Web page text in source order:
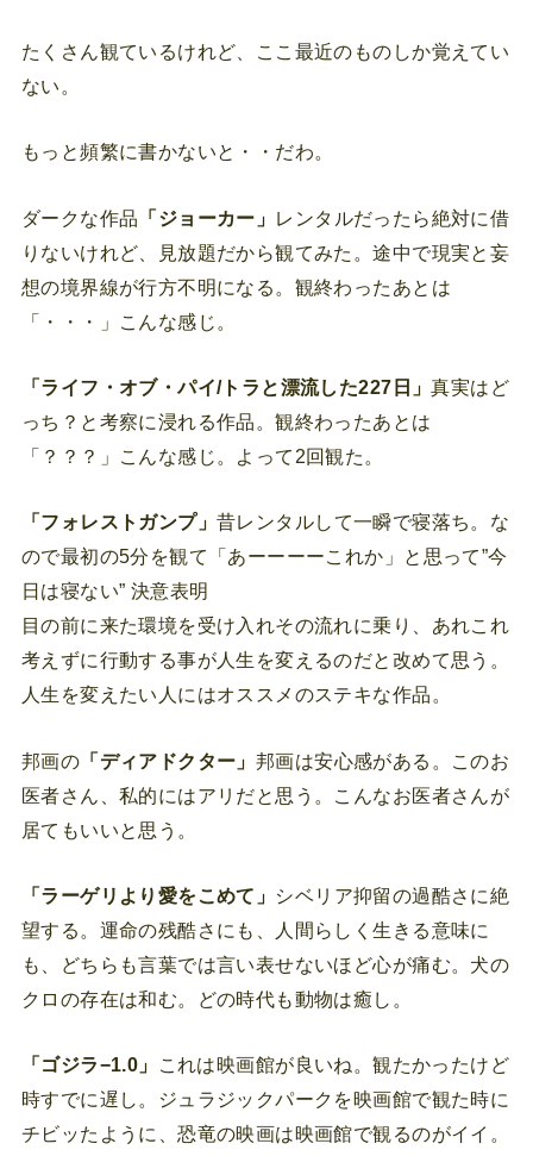
たくさん観ているけれど、ここ最近のものしか覚えてい
ない。
もっと頻繁に書かないと・・だわ。
ダークな作品 「ジョーカー」 レンタルだったら絶対に借
りないけれど、見放題だから観てみた。途中で現実と妄
想の境界線が行方不明になる。観終わったあとは
「・・・」こんな感じ。
「ライフ・オブ・パイ/トラと漂流した227日」真実はど
っち？と考察に浸れる作品。観終わったあとは
「？？？」こんな感じ。よって2回観た。
「フォレストガンプ」昔レンタルして一瞬で寝落ち。な
ので最初の5分を観て「あーーーーこれか」と思って”今
日は寝ない” 決意表明
目の前に来た環境を受け入れその流れに乗り、あれこれ
考えずに行動する事が人生を変えるのだと改めて思う。
人生を変えたい人にはオススメのステキな作品。
邦画の 「ディアドクター」 邦画は安心感がある。このお
医者さん、私的にはアリだと思う。こんなお医者さんが
居てもいいと思う。
「ラーゲリより愛をこめて」 シベリア抑留の過酷さに絶
望する。運命の残酷さにも、人間らしく生きる意味に
も、どちらも言葉では言い表せないほど心が痛む。犬の
クロの存在は和む。どの時代も動物は癒し。
「ゴジラ−1.0」
これは映画館が良いね。観たかったけど
時すでに遅し。ジュラジックパークを映画館で観た時に
チビッたように、恐竜の映画は映画館で観るのがイイ。